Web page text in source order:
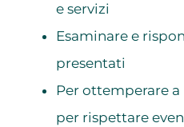
e servizi
Esaminare e
presentati
Per ottemperare
per rispettare